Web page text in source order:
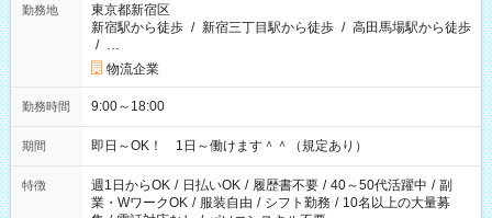
勤務地
東京都新宿区
新宿駅から徒歩 / 新宿三丁目駅から徒歩 / 高田馬場駅から徒歩
/ …
物流企業
勤務時間 9:00～18:00
期間 即日～OK！ 1日～働けます＾＾（規定あり）
特徴 週1日からOK / 日払いOK / 履歴書不要 / 40～50代活躍中 / 副
業・WワークOK / 服装自由 / シフト勤務 / 10名以上の大量募